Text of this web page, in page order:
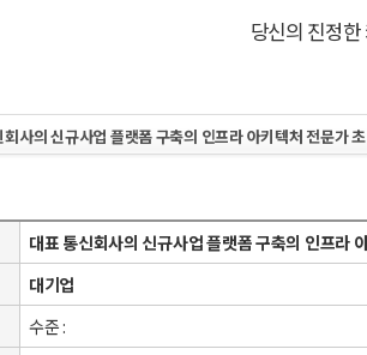
당신의 진정
사의 신규사업 플랫폼 구축의 인프라 아키텍처 전문가
대표 통신회사의 신규사업 플랫폼 구축의 인프라
대기업
수준 :